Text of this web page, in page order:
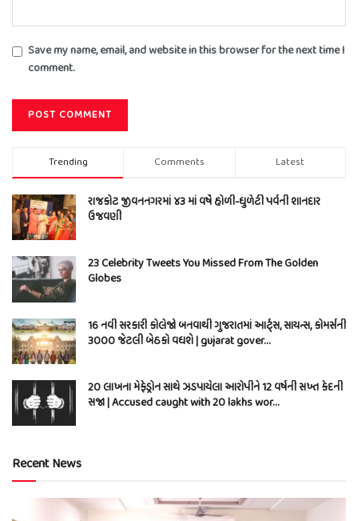
Save my name, email, and website in this browser for the next time I
comment.
Trending Comments Latest
રાજકોટ જીવનનગરમાં ૪૩ માં વર્ષે હોળી-ધુળેટી પર્વની શાનદાર
ઉજવણી
23 Celebrity Tweets You Missed From The Golden
Globes
16 નવી સરકારી કોલેજો બનવાથી ગુજરાતમાં આર્ટ્સ, સાયન્સ, કોમર્સની
3000 જેટલી બેઠકો વધશે | gujarat gover…
20 લાખના મેફેડ્રોન સાથે ઝડપાયેલા આરોપીને 12 વર્ષની સખ્ત કેદની
સજા | Accused caught with 20 lakhs wor…
Recent News